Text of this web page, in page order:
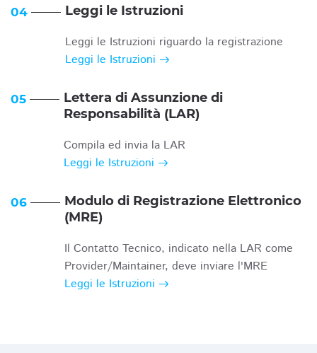
04 Leggi le Istruzioni
Leggi le Istruzioni riguardo la registrazione
Leggi le Istruzioni
05
Lettera di Assunzione di
Responsabilità (LAR)
Compila ed invia la LAR
Leggi le Istruzioni
06
Modulo di Registrazione Elettronico
(MRE)
Il Contatto Tecnico, indicato nella LAR come
Provider/Maintainer, deve inviare l'MRE
Leggi le Istruzioni